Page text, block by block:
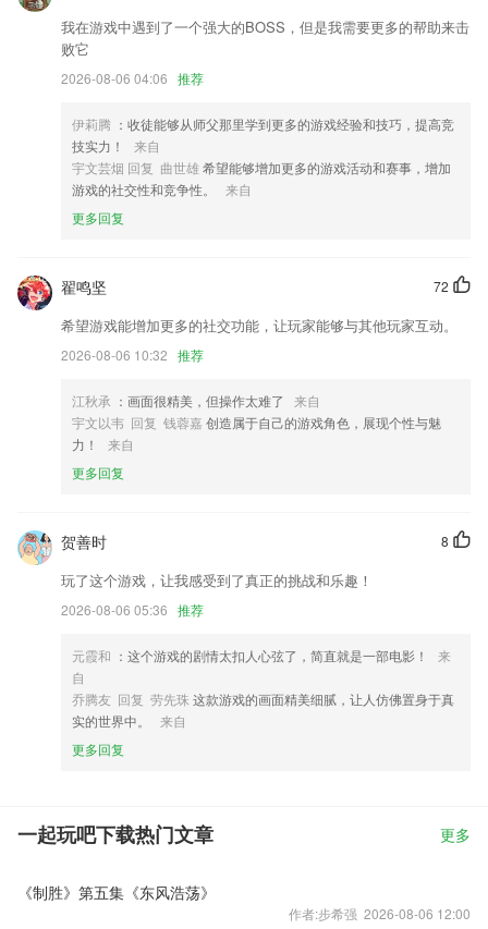
增加独家标签，方便用户快速筛选优质业务
首页地图优化;
新增模块，全新定制，适合你的话题，作者，闪电抵达。
解决了华为版本更新闪退问题
美化首页展示效果；
大大们可以新建喜欢的话题啦，发表时也可以选择多个话题增加帖子的曝
光哟，快来和同好们大声BB吧
进行打分评论，说出您的使用经历，以帮助我们更好的对产品进行优化修
改。
我在游戏中遇到了一个强大的BOSS，但是我需要更多的帮助来击
败它
2026-08-06 04:06 推荐
伊莉腾 ：收徒能够从师父那里学到更多的游戏经验和技巧，提高竞
技实力！
来自
宇文芸烟 回复 曲世雄希望能够增加更多的游戏活动和赛事，增加
游戏的社交性和竞争性。
来自
更多回复
72
翟鸣坚
希望游戏能增加更多的社交功能，让玩家能够与其他玩家互动。
2026-08-06 10:32 推荐
江秋承 ：画面很精美，但操作太难了
来自
宇文以韦 回复 钱蓉嘉创造属于自己的游戏角色，展现个性与魅
力！
来自
更多回复
8
贺善时
玩了这个游戏，让我感受到了真正的挑战和乐趣！
2026-08-06 05:36 推荐
元霞和 ：这个游戏的剧情太扣人心弦了，简直就是一部电影！
来
自
乔腾友 回复 劳先珠 这款游戏的画面精美细腻，让人仿佛置身于真
实的世界中。
来自
更多回复
一起玩吧下载热门文章 更多
《制胜》第五集《东风浩荡》
作者:步希强 2026-08-06 12:00